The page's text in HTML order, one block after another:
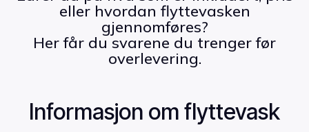
eller hvordan flyttevasken
gjennomføres?
Her får du svarene du trenger før
overlevering.
Informasjon om flyttevask